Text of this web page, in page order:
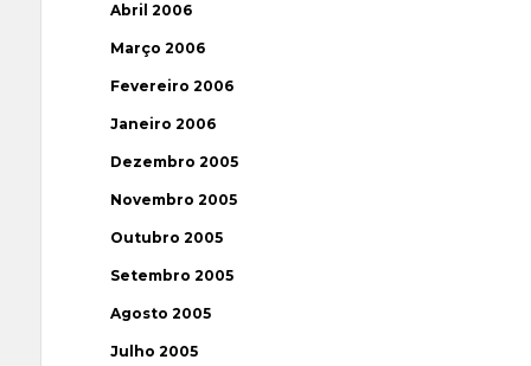
Abril 2006
Março 2006
Fevereiro 2006
Janeiro 2006
Dezembro 2005
Novembro 2005
Outubro 2005
Setembro 2005
Agosto 2005
Julho 2005